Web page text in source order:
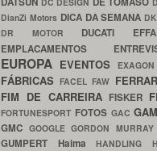
DianZi Motors DICA DA SEMANA
DR MOTOR DUCATI
EMPLACAMENTOS
EUROPA EVENTOS EXAGON
FÁBRICASFACELFAW
FIM DE CARREIRA FISKER
FORTUNESPORT FOTOS GAC
GMC GOOGLEGORDON MURRAY
GUMPERT HaimaHANDLING